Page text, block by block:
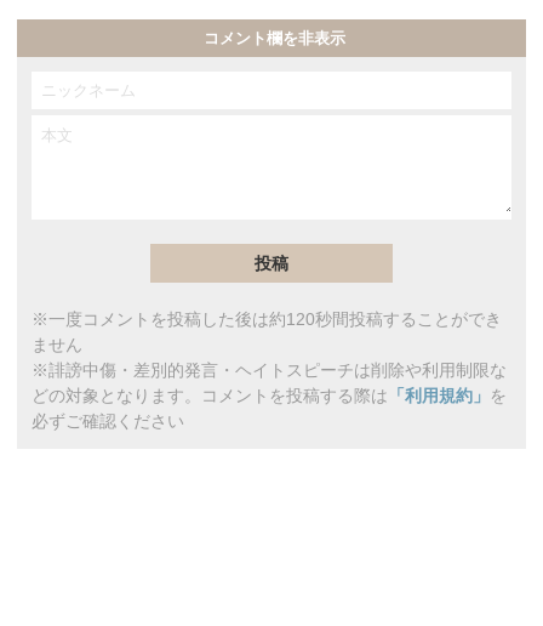
コメント欄を非表示
※一度コメントを投稿した後は約120秒間投稿することができ
ません
※誹謗中傷・差別的発言・ヘイトスピーチは削除や利用制限な
どの対象となります。コメントを投稿する際は 「利用規約」 を
必ずご確認ください